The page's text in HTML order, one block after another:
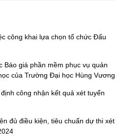
công khai lựa chọn tổ chức Đấu
Báo giá phần mềm phục vụ quản
của Trường Đại học Hùng Vương
công nhận kết quả xét tuyển
đủ điều kiện, tiêu chuẩn dự thi xét